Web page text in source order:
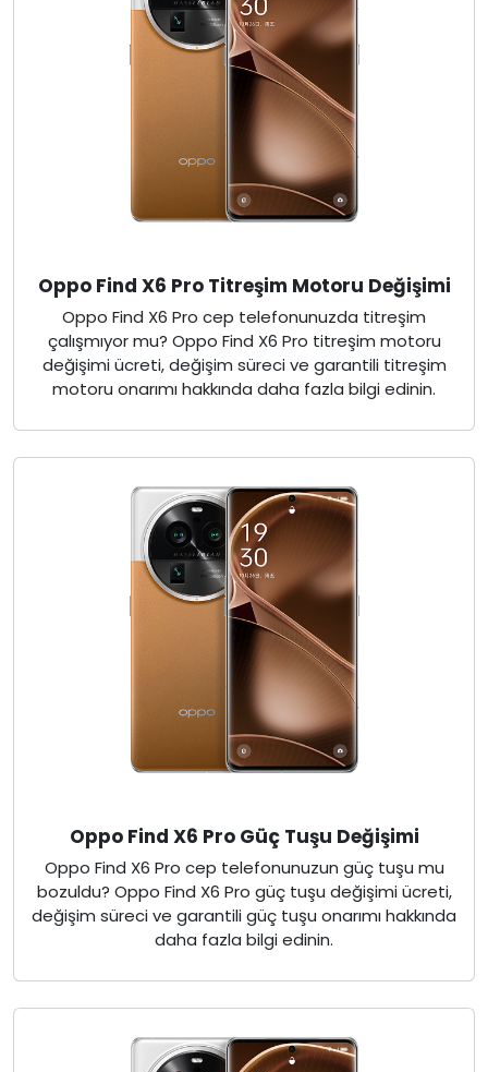
Oppo Find X6 Pro Titreşim Motoru Değişimi
Oppo Find X6 Pro cep telefonunuzda titreşim
çalışmıyor mu? Oppo Find X6 Pro titreşim motoru
değişimi ücreti, değişim süreci ve garantili titreşim
motoru onarımı hakkında daha fazla bilgi edinin.
Oppo Find X6 Pro Güç Tuşu Değişimi
Oppo Find X6 Pro cep telefonunuzun güç tuşu mu
bozuldu? Oppo Find X6 Pro güç tuşu değişimi ücreti,
değişim süreci ve garantili güç tuşu onarımı hakkında
daha fazla bilgi edinin.